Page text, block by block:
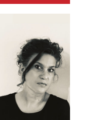
Réserver
2026-2027
DU 18 AU 28
NOV. 2026
À 21H